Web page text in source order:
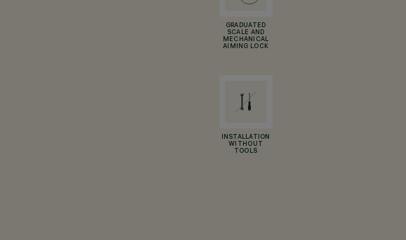
GRADUATED
SCALE AND
MECHANICAL
AIMING LOCK
INSTALLATION
WITHOUT
TOOLS